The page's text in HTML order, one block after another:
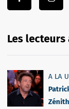
Les
A LA